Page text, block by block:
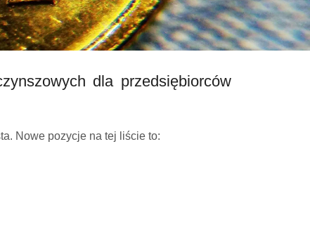
dla przedsiębiorców
Nowe pozycje na tej liście to: